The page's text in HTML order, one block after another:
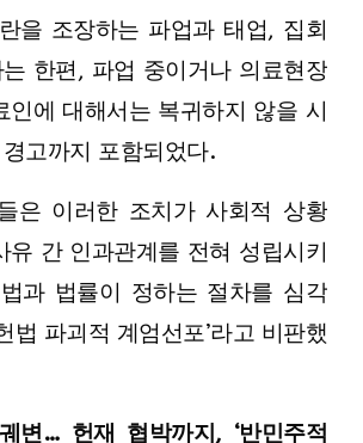
을 조장하는 파업과 태업, 집회
한편, 파업 중이거나 의료현장
인에 대해서는 복귀하지 않을 시
고까지 포함되었다.
은 이러한 조치가 사회적 상황
유 간 인과관계를 전혀 성립시키
과 법률이 정하는 절차를 심각
법 파괴적 계엄선포’라고 비판했
변… 헌재 협박까지, ‘반민주적